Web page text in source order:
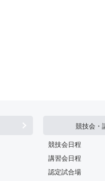
競技会・
競技会日程
講習会日程
認定試合場